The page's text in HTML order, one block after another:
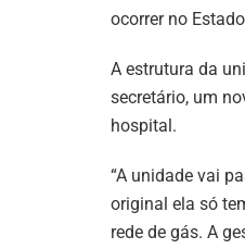
ocorrer no
A estrutura da
secretário, um
hospital.
“A unidade vai
original ela só
rede de gás. A